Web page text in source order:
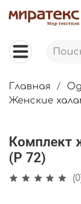
Главная
Женские
Комплект
(Р 72)